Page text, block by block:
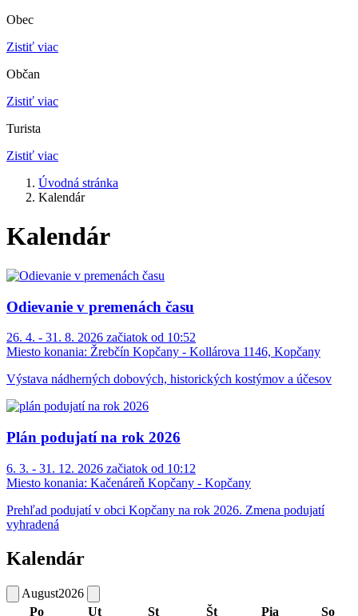
Obec
Zistiť viac
Občan
Zistiť viac
Turista
Zistiť viac
Úvodná stránka
Kalendár
Kalendár
Odievanie v premenách času
26. 4. - 31. 8. 2026 začiatok od 10:52
Miesto konania: Žrebčín Kopčany - Kollárova 1146, Kopčany
Výstava nádherných dobových, historických kostýmov a účesov
Plán podujatí na rok 2026
6. 3. - 31. 12. 2026 začiatok od 10:12
Miesto konania: Kačenáreň Kopčany - Kopčany
Prehľad podujatí v obci Kopčany na rok 2026. Zmena podujatí
vyhradená
Kalendár
August2026
Po
Ut St Št Pia
So